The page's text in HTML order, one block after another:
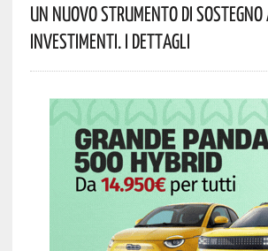
Un Nuovo Strumento Di Sostegno
Investimenti. I Dettagli